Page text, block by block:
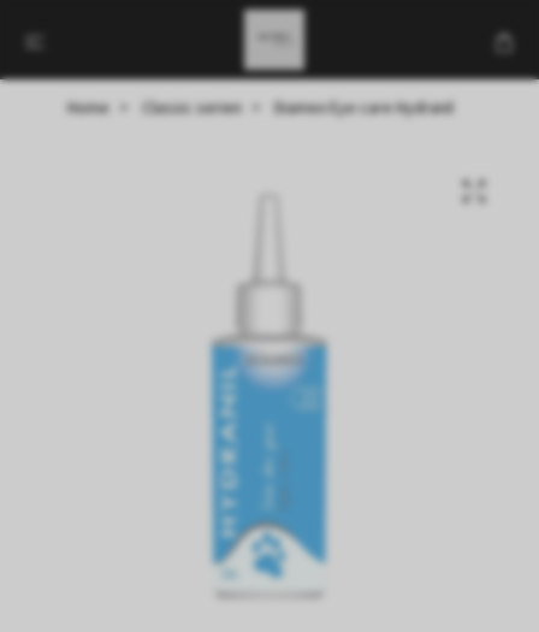
Home Classic serien Diamex Eye care Hydranil